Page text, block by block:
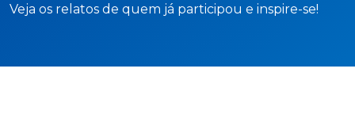
Veja os relatos de quem já participou e inspire-se!